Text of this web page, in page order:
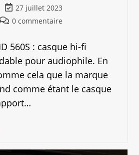
Dernière
modification
publication :
27 juillet 2023
Commentaires
la
publication :
0 commentaire
560S : casque hi-fi
pour audiophile. En
cela que la marque
comme étant le casque